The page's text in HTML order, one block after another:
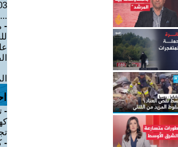
...
-
-
-